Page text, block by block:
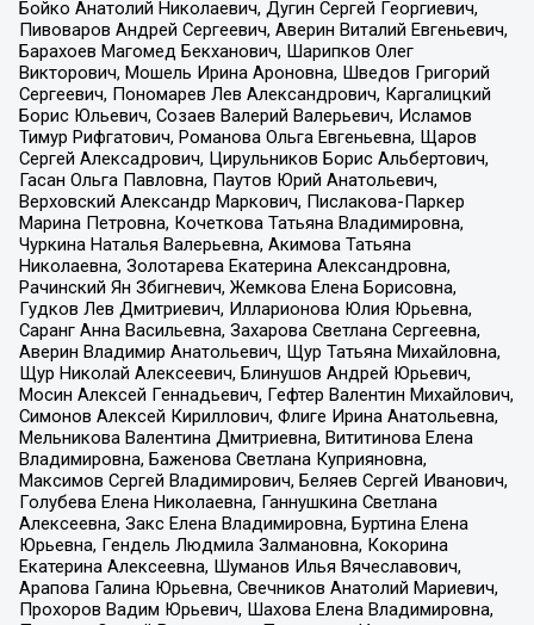
Бойко Анатолий Николаевич, Дугин Сергей Георгиевич,
Пивоваров Андрей Сергеевич, Аверин Виталий Евгеньевич,
Барахоев Магомед Бекханович, Шарипков Олег
Викторович, Мошель Ирина Ароновна, Шведов Григорий
Сергеевич, Пономарев Лев Александрович, Каргалицкий
Борис Юльевич, Созаев Валерий Валерьевич, Исламов
Тимур Рифгатович, Романова Ольга Евгеньевна, Щаров
Сергей Алексадрович, Цирульников Борис Альбертович,
Гасан Ольга Павловна, Паутов Юрий Анатольевич,
Верховский Александр Маркович, Пислакова-Паркер
Марина Петровна, Кочеткова Татьяна Владимировна,
Чуркина Наталья Валерьевна, Акимова Татьяна
Николаевна, Золотарева Екатерина Александровна,
Рачинский Ян Збигневич, Жемкова Елена Борисовна,
Гудков Лев Дмитриевич, Илларионова Юлия Юрьевна,
Саранг Анна Васильевна, Захарова Светлана Сергеевна,
Аверин Владимир Анатольевич, Щур Татьяна Михайловна,
Щур Николай Алексеевич, Блинушов Андрей Юрьевич,
Мосин Алексей Геннадьевич, Гефтер Валентин Михайлович,
Симонов Алексей Кириллович, Флиге Ирина Анатольевна,
Мельникова Валентина Дмитриевна, Вититинова Елена
Владимировна, Баженова Светлана Куприяновна,
Максимов Сергей Владимирович, Беляев Сергей Иванович,
Голубева Елена Николаевна, Ганнушкина Светлана
Алексеевна, Закс Елена Владимировна, Буртина Елена
Юрьевна, Гендель Людмила Залмановна, Кокорина
Екатерина Алексеевна, Шуманов Илья Вячеславович,
Арапова Галина Юрьевна, Свечников Анатолий Мариевич,
Прохоров Вадим Юрьевич, Шахова Елена Владимировна,